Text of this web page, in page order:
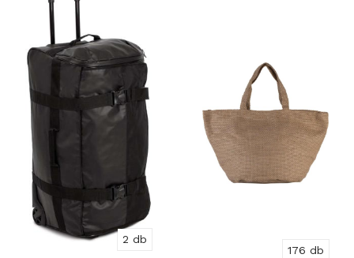
2 db
176 db